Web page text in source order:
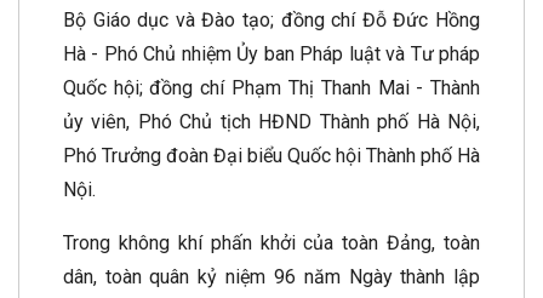
Bộ Giáo dục và Đào tạo; đồng chí Đỗ Đức Hồng
Hà - Phó Chủ nhiệm Ủy ban Pháp luật và Tư pháp
Quốc hội; đồng chí Phạm Thị Thanh Mai - Thành
ủy viên, Phó Chủ tịch HĐND Thành phố Hà Nội,
Phó Trưởng đoàn Đại biểu Quốc hội Thành phố Hà
Nội.
Trong không khí phấn khởi của toàn Đảng, toàn
dân, toàn quân kỷ niệm 96 năm Ngày thành lập